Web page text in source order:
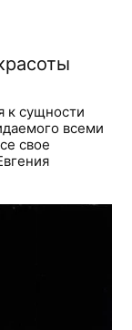
к сущности
всеми
свое